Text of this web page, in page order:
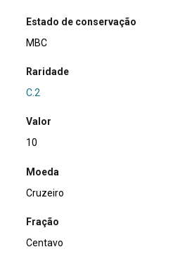
Estado de conservação
MBC
Raridade
C.2
Valor
10
Moeda
Cruzeiro
Fração
Centavo